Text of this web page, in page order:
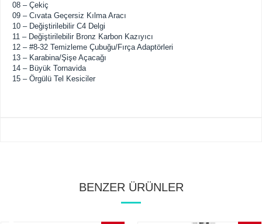
08 – Çekiç
09 – Cıvata Geçersiz Kılma Aracı
10 – Değiştirilebilir C4 Delgi
11 – Değiştirilebilir Bronz Karbon Kazıyıcı
12 – #8-32 Temizleme Çubuğu/Fırça Adaptörleri
13 – Karabina/Şişe Açacağı
14 – Büyük Tornavida
15 – Örgülü Tel Kesiciler
BENZER ÜRÜNLER